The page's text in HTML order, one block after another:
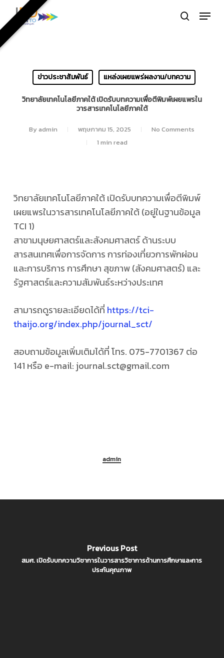
main
content
search
Menu
ข่าวประชาสัมพันธ์ แหล่งเผยแพร่ผลงาน/บทความ
วิทยาลัยเทคโนโลยีภาคใต้ เปิดรับบทความเพื่อตีพิมพ์เผยแพรใน
วารสารเทคโนโลยีภาคใต้
Byadmin พฤษภาคม 15, 2025
No Comments
1 min read
วิทยาลัยเทคโนโลยีภาคใต้ เปิดรับบทความเพื่อตีพิมพ์
เผยแพรในวารสารเทคโนโลยีภาคใต้ (อยู่ในฐานข้อมูล
TCI 1)
สาขามนุษยศาสตร์และสังคมศาสตร์ ด้านระบบ
สารสนเทศเพื่อการจัดการ การท่องเที่ยวการพักผ่อน
และการบริการ การศึกษา สุขภาพ (สังคมศาสตร์) และ
รัฐศาสตร์และความสัมพันธ์ระหว่างประเทศ
สามารถดูรายละเอียดได้ที่ https://tci-
thaijo.org/index.php/journal_sct/
สอบถามข้อมูลเพิ่มเติมได้ที่ โทร. 075-7701367 ต่อ
141 หรือ e-mail: journal.sct@gmail.com
admin
Previous Post
สมศ. เปิดรับบทความวิชาการในวารสารวิชาการด้านการศึกษาและการ
ประกันคุณภาพ